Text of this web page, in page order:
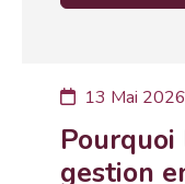
gestion
13 Mai 2026